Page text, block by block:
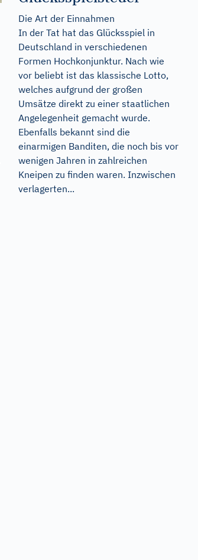
Die Art der Einnahmen
In der Tat hat das Glücksspiel in
Deutschland in verschiedenen
Formen Hochkonjunktur. Nach wie
vor beliebt ist das klassische Lotto,
welches aufgrund der großen
Umsätze direkt zu einer staatlichen
Angelegenheit gemacht wurde.
Ebenfalls bekannt sind die
einarmigen Banditen, die noch bis vor
wenigen Jahren in zahlreichen
Kneipen zu finden waren. Inzwischen
verlagerten...